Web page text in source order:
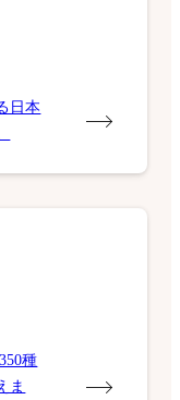
日本
種
ま